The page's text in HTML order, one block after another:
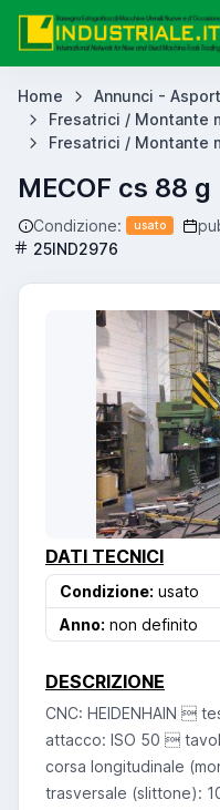
Home Annunci -
Fresatrici / Montante
Fresatrici / Montante
MECOF cs 88 g
Condizione: usato
25IND2976
DATI TECNICI
Condizione: usato
Anno: non definito
DESCRIZIONE
CNC: HEIDENHAIN 
attacco: ISO 50 
corsa longitudinale
trasversale (slittone):